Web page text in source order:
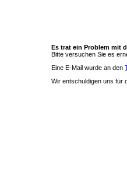
Es trat ein Problem mit
Bitte versuchen Sie es
Eine E-Mail wurde an den
Wir entschuldigen uns für